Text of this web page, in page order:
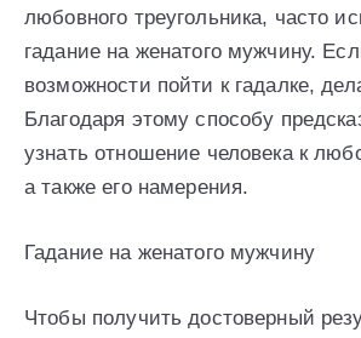
любовного треугольника, часто
гадание на женатого мужчину.
возможности пойти к гадалке,
Благодаря этому способу
узнать отношение человека к
а также его намерения.
Гадание на женатого мужчину
Чтобы получить достоверный